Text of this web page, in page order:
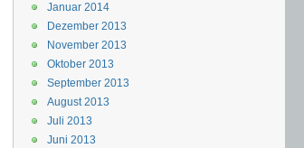
Januar 2014
Dezember 2013
November 2013
Oktober 2013
September 2013
August 2013
Juli 2013
Juni 2013